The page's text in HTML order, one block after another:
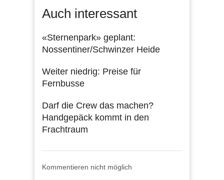
Auch interessant
«Sternenpark» geplant:
Nossentiner/Schwinzer Heide
Weiter niedrig: Preise für
Fernbusse
Darf die Crew das machen?
Handgepäck kommt in den
Frachtraum
Kommentieren nicht möglich